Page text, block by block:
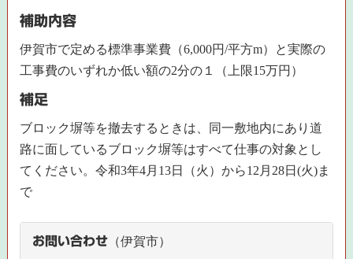
補助内容
伊賀市で定める標準事業費（6,000円/平方m）と実際の
工事費のいずれか低い額の2分の１（上限15万円）
補足
ブロック塀等を撤去するときは、同一敷地内にあり道
路に面しているブロック塀等はすべて仕事の対象とし
てください。令和3年4月13日（火）から12月28日(火)ま
で
お問い合わせ （伊賀市）